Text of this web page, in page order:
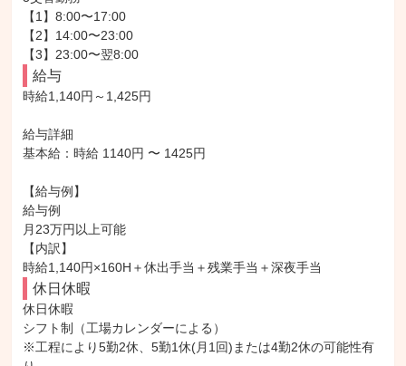
【1】8:00〜17:00
【2】14:00〜23:00
【3】23:00〜翌8:00
給与
時給1,140円～1,425円
給与詳細
基本給：時給 1140円 〜 1425円
【給与例】
給与例
月23万円以上可能
【内訳】
時給1,140円×160H＋休出手当＋残業手当＋深夜手当
休日休暇
休日休暇
シフト制（工場カレンダーによる）
※工程により5勤2休、5勤1休(月1回)または4勤2休の可能性有